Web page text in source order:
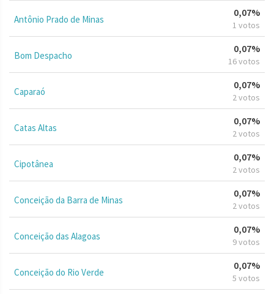
Antônio Prado de Minas
0,07%
1 votos
Bom Despacho
0,07%
16 votos
Caparaó
0,07%
2 votos
Catas Altas
0,07%
2 votos
Cipotânea
0,07%
2 votos
Conceição da Barra de Minas
0,07%
2 votos
Conceição das Alagoas
0,07%
9 votos
Conceição do Rio Verde
0,07%
5 votos